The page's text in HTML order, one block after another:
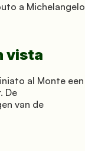
a Michelangelo
vista
al Monte een
De
van de